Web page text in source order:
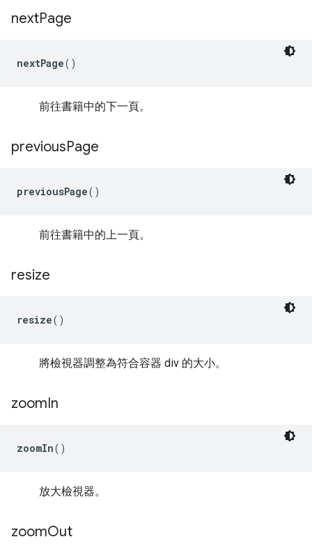
nextPage
nextPage()
前往書籍中的下一頁。
previousPage
previousPage()
前往書籍中的上一頁。
resize
resize()
將檢視器調整為符合容器 div 的大小。
zoomIn
zoomIn()
放大檢視器。
zoomOut